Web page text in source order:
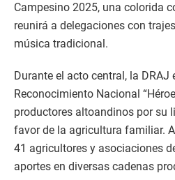
Campesino 2025, una colorida
reunirá a delegaciones con
música tradicional.
Durante el acto central, la DRAJ
Reconocimiento Nacional
productores altoandinos por su
favor de la agricultura familiar.
41 agricultores y asociaciones
aportes en diversas cadenas